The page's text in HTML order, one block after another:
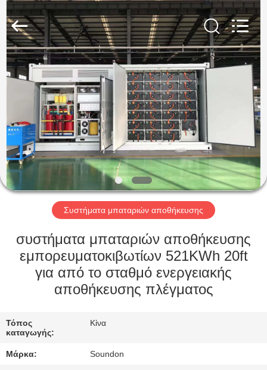
ΣΠΊΤΙ
ΠΡΟΪΌΝΤΑ
ΕΜΦΆΝΙΣΗ
VR
ΠΕΡΊΠΟΥ
ΕΜΕΊΣ
ΓΎΡΟΣ
ΕΡΓΟΣΤΑΣΊΩΝ
ΈΛΕΓΧΟΣ
Energy
Technology
Co,.Ltd..
Rights
Reserved.
Συστήματα μπαταριών αποθήκευσης
συστήματα μπαταριών αποθήκευσης
εμπορευματοκιβωτίων 521KWh 20ft
για από το σταθμό ενεργειακής
αποθήκευσης πλέγματος
Τόπος
καταγωγής:
Κίνα
Μάρκα: Soundon